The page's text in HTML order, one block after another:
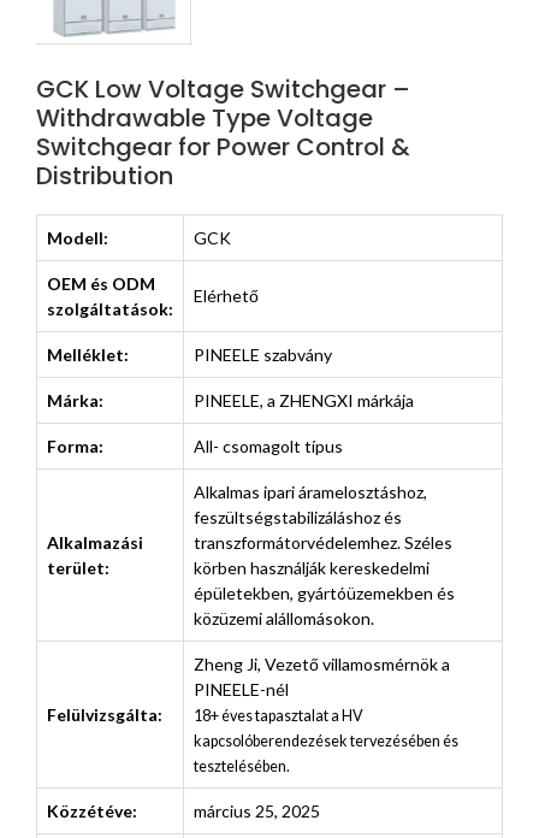
GCK Low Voltage Switchgear –
Withdrawable Type Voltage
Switchgear for Power Control &
Distribution
Modell: GCK
OEM és ODM
szolgáltatások:
Elérhető
Melléklet: PINEELE szabvány
Márka: PINEELE, a ZHENGXI márkája
Forma: All- csomagolt típus
Alkalmazási
terület:
Alkalmas ipari áramelosztáshoz,
feszültségstabilizáláshoz és
transzformátorvédelemhez. Széles
körben használják kereskedelmi
épületekben, gyártóüzemekben és
közüzemi alállomásokon.
Felülvizsgálta:
Zheng Ji, Vezető villamosmérnök a
PINEELE-nél
18+ éves tapasztalat a HV
kapcsolóberendezések tervezésében és
tesztelésében.
Közzétéve: március 25, 2025